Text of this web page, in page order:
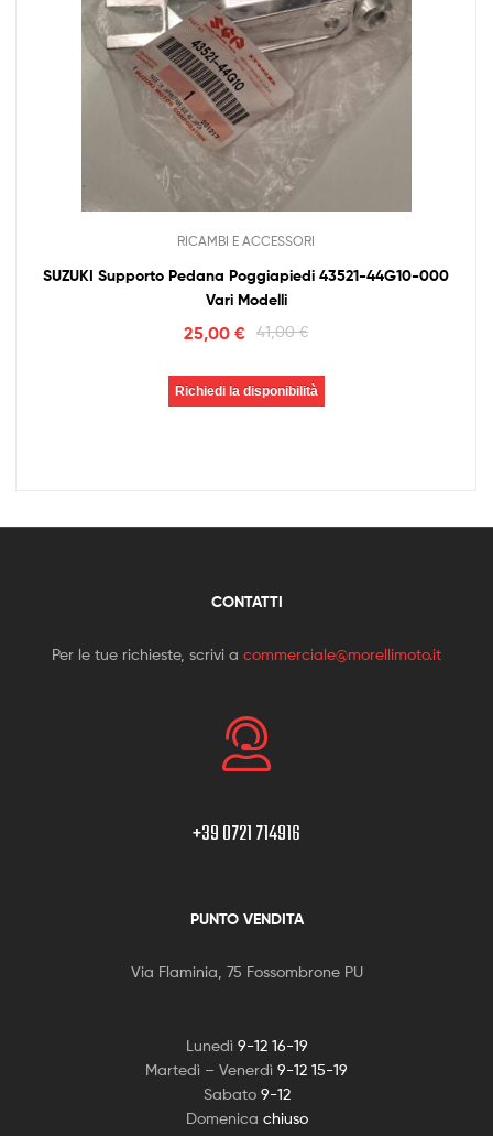
RICAMBI E ACCESSORI
SUZUKI Supporto Pedana Poggiapiedi 43521-44G10-000
Vari Modelli
41,00€
25,00€
Richiedi la disponibilità
CONTATTI
Per le tue richieste, scrivi a commerciale@morellimoto.it
+39 0721 714916
PUNTO VENDITA
Via Flaminia, 75 Fossombrone PU
Lunedì 9-12 16-19
Martedì – Venerdì 9-12 15-19
Sabato 9-12
Domenica chiuso